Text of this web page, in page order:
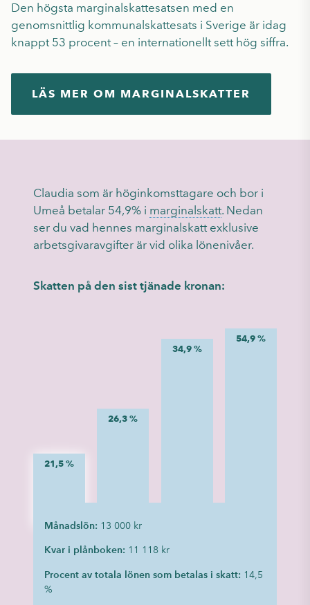
Den högsta marginalskattesatsen med en
genomsnittlig kommunalskattesats i Sverige är idag
knappt 53 procent – en internationellt sett hög siffra.
LÄS MER OM MARGINALSKATTER
Claudia som är höginkomsttagare och bor i
Umeå betalar 54,9% i marginalskatt. Nedan
ser du vad hennes marginalskatt exklusive
arbetsgivaravgifter är vid olika lönenivåer.
Skatten på den sist tjänade kronan:
21,5 %
Månadslön: 13 000 kr
Kvar i plånboken: 11 118 kr
Procent av totala lönen som betalas i skatt: 14,5
%
26,3 %
34,9 %
54,9 %